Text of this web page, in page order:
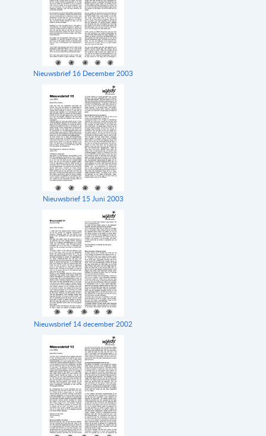
Nieuwsbrief 16 December 2003
Nieuwsbrief 15 Juni 2003
Nieuwsbrief 14 december 2002